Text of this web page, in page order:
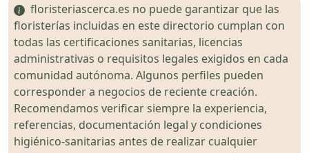
floristeriascerca.es no puede garantizar que las
floristerías incluidas en este directorio cumplan con
todas las certificaciones sanitarias, licencias
administrativas o requisitos legales exigidos en cada
comunidad autónoma. Algunos perfiles pueden
corresponder a negocios de reciente creación.
Recomendamos verificar siempre la experiencia,
referencias, documentación legal y condiciones
higiénico-sanitarias antes de realizar cualquier